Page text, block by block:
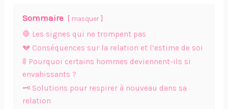
Sommaire masquer
🛑 Les signes qui ne trompent pas
💔 Conséquences sur la relation et l’estime de soi
🚦 Pourquoi certains hommes deviennent-ils si
envahissants ?
🗝️ Solutions pour respirer à nouveau dans sa
relation